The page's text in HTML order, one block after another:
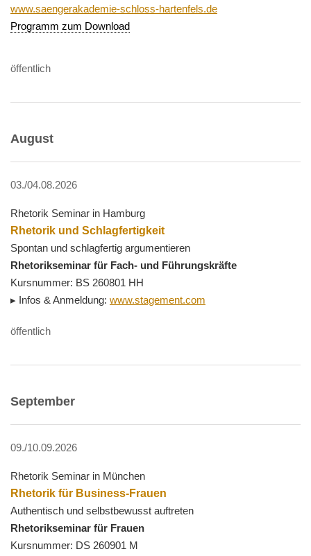
www.saengerakademie-schloss-hartenfels.de
Programm zum Download
öffentlich
August
03./04.08.2026
Rhetorik Seminar in Hamburg
Rhetorik und Schlagfertigkeit
Spontan und schlagfertig argumentieren
Rhetorikseminar für Fach- und Führungskräfte
Kursnummer: BS 260801 HH
▸ Infos & Anmeldung: www.stagement.com
öffentlich
September
09./10.09.2026
Rhetorik Seminar in München
Rhetorik für Business-Frauen
Authentisch und selbstbewusst auftreten
Rhetorikseminar für Frauen
Kursnummer: DS 260901 M